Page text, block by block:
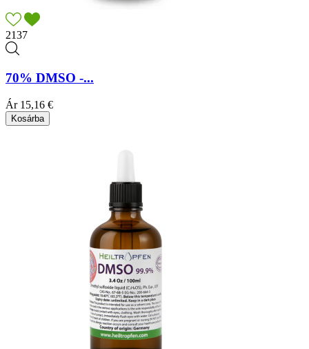
2137
70% DMSO -...
Ár 15,16 €
Kosárba